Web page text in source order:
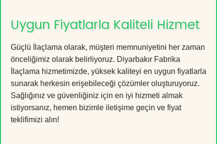
Uygun Fiyatlarla Kaliteli Hizmet
Güçlü İlaçlama olarak, müşteri memnuniyetini her zaman
önceliğimiz olarak belirliyoruz. Diyarbakır Fabrika
İlaçlama hizmetimizde, yüksek kaliteyi en uygun fiyatlarla
sunarak herkesin erişebileceği çözümler oluşturuyoruz.
Sağlığınız ve güvenliğiniz için en iyi hizmeti almak
istiyorsanız, hemen bizimle iletişime geçin ve fiyat
teklifimizi alın!